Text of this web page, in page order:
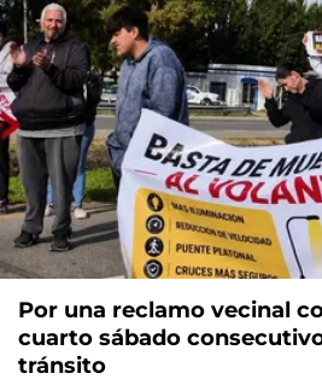
Por una reclamo vecinal
cuarto sábado
tránsito